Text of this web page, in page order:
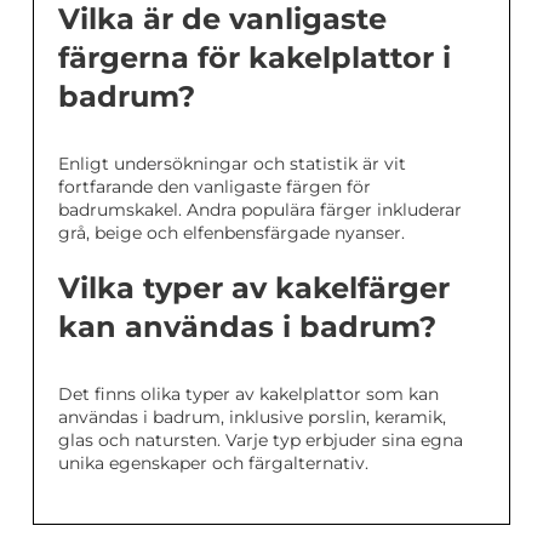
Vilka är de vanligaste
färgerna för kakelplattor i
badrum?
Enligt undersökningar och statistik är vit
fortfarande den vanligaste färgen för
badrumskakel. Andra populära färger inkluderar
grå, beige och elfenbensfärgade nyanser.
Vilka typer av kakelfärger
kan användas i badrum?
Det finns olika typer av kakelplattor som kan
användas i badrum, inklusive porslin, keramik,
glas och natursten. Varje typ erbjuder sina egna
unika egenskaper och färgalternativ.